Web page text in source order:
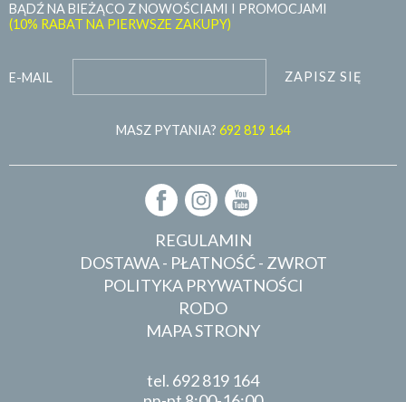
BĄDŹ NA BIEŻĄCO Z NOWOŚCIAMI I PROMOCJAMI
(10% RABAT NA PIERWSZE ZAKUPY)
E-MAIL ZAPISZ SIĘ
MASZ PYTANIA? 692 819 164
REGULAMIN
DOSTAWA - PŁATNOŚĆ - ZWROT
POLITYKA PRYWATNOŚCI
RODO
MAPA STRONY
tel. 692 819 164